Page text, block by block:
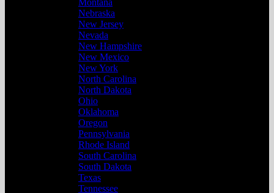
Montana
Nebraska
New Jersey
Nevada
New Hampshire
New Mexico
New York
North Carolina
North Dakota
Ohio
Oklahoma
Oregon
Pennsylvania
Rhode Island
South Carolina
South Dakota
Texas
Tennessee